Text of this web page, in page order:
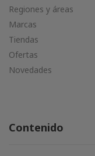
Regiones y áreas
Marcas
Tiendas
Ofertas
Novedades
Contenido